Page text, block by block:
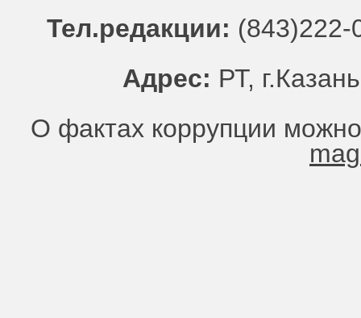
Тел.редакции:
Адрес: РТ,
О фактах коррупции